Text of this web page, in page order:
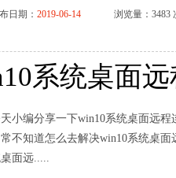
日期： 2019-06-14 浏览量：3483
系统桌面
小编分享一下win10系统桌面远
不知道怎么去解决win10系统桌
面远.....